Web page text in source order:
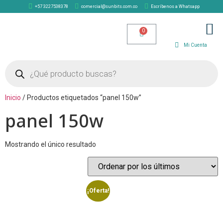
+57 3227538378 comercial@sunbits.com.co Escríbenos a Whatsapp
Mi Cuenta
Inicio / Productos etiquetados “panel 150w”
panel 150w
Mostrando el único resultado
¡Oferta!